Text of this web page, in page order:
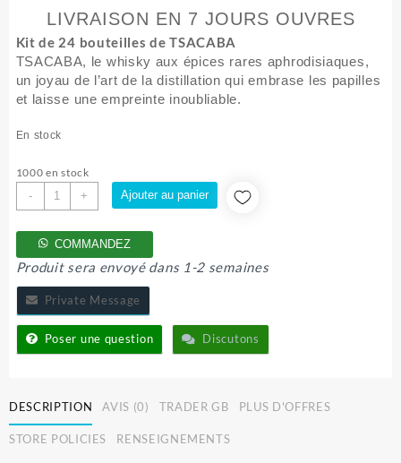
LIVRAISON EN 7 JOURS OUVRES
Kit de 24 bouteilles de TSACABA
TSACABA, le whisky aux épices rares aphrodisiaques,
un joyau de l’art de la distillation qui embrase les papilles
et laisse une empreinte inoubliable.
En stock
1000 en stock
-
quantité
de
KIT
TSACABA
+ Ajouter au panier
COMMANDEZ
Produit sera envoyé dans 1-2 semaines
Private Message
Poser une question Discutons
DESCRIPTION AVIS (0) TRADER GB PLUS D'OFFRES
STORE POLICIES RENSEIGNEMENTS